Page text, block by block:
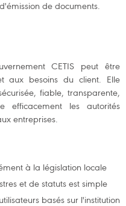
de documents.
CETIS peut être
aux besoins du client. Elle
fiable, transparente,
efficacement les autorités
entreprises.
à la législation locale
et de statuts est simple
basés sur l'institution